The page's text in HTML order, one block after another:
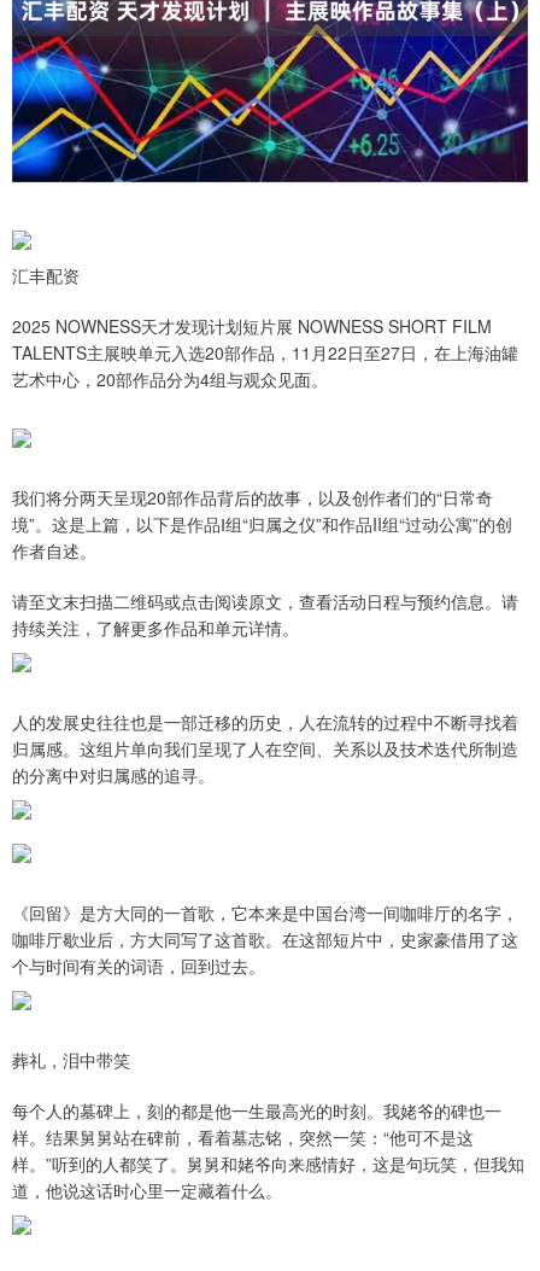
汇丰配资
2025 NOWNESS天才发现计划短片展 NOWNESS SHORT FILM
TALENTS主展映单元入选20部作品，11月22日至27日，在上海油罐
艺术中心，20部作品分为4组与观众见面。
我们将分两天呈现20部作品背后的故事，以及创作者们的“日常奇
境”。这是上篇，以下是作品Ⅰ组“归属之仪”和作品II组“过动公寓”的创
作者自述。
请至文末扫描二维码或点击阅读原文，查看活动日程与预约信息。请
持续关注，了解更多作品和单元详情。
人的发展史往往也是一部迁移的历史，人在流转的过程中不断寻找着
归属感。这组片单向我们呈现了人在空间、关系以及技术迭代所制造
的分离中对归属感的追寻。
《回留》是方大同的一首歌，它本来是中国台湾一间咖啡厅的名字，
咖啡厅歇业后，方大同写了这首歌。在这部短片中，史家豪借用了这
个与时间有关的词语，回到过去。
葬礼，泪中带笑
每个人的墓碑上，刻的都是他一生最高光的时刻。我姥爷的碑也一
样。结果舅舅站在碑前，看着墓志铭，突然一笑：“他可不是这
样。”听到的人都笑了。舅舅和姥爷向来感情好，这是句玩笑，但我知
道，他说这话时心里一定藏着什么。